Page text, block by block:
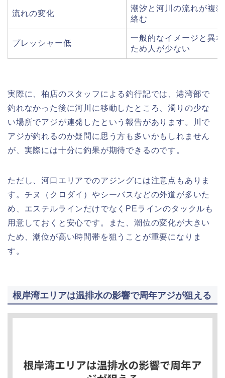
流れの変化
潮汐と河川の流れが複
絡む
プレッシャー低
一般的なイメージと異
ため人が少ない
実際に、柏店のスタッフによる釣行記では、港湾部で
釣れなかった後に河川に移動したところ、濁りの少な
い場所でアジが連発したという報告があります。川で
アジが釣れるのか疑問に思う方も多いかもしれません
が、実際には十分に釣果が期待できるのです。
ただし、河口エリアでのアジングには注意点もありま
す。チヌ（クロダイ）やシーバスなどの外道が多いた
め、エステルラインだけでなくPEラインのタックルも
用意しておくと安心です。また、潮位の変化が大きい
ため、潮位が高い時間帯を狙うことが重要になりま
す。
根岸湾エリアは温排水の影響で周年アジが狙える